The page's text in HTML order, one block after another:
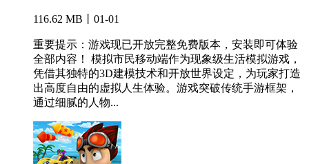
116.62 MB丨01-01
重要提示：游戏现已开放完整免费版本，安装即可体验
全部内容！ 模拟市民移动端作为现象级生活模拟游戏，
凭借其独特的3D建模技术和开放世界设定，为玩家打造
出高度自由的虚拟人生体验。游戏突破传统手游框架，
通过细腻的人物...